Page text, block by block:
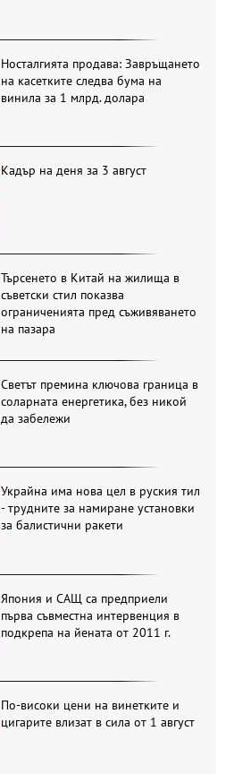
Носталгията продава: Завръщането
на касетките следва бума на
винила за 1 млрд. долара
Кадър на деня за 3 август
Търсенето в Китай на жилища в
съветски стил показва
ограниченията пред съживяването
на пазара
Светът премина ключова граница в
соларната енергетика, без никой
да забележи
Украйна има нова цел в руския тил
- трудните за намиране установки
за балистични ракети
Япония и САЩ са предприели
първа съвместна интервенция в
подкрепа на йената от 2011 г.
По-високи цени на винетките и
цигарите влизат в сила от 1 август